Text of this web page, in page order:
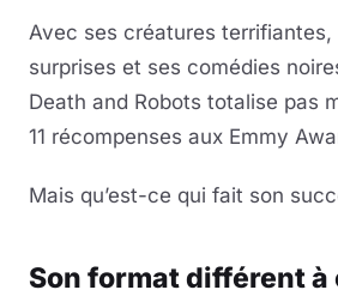
Avec ses créatures terrifiantes,
surprises et ses comédies
Death and Robots totalise pas
11 récompenses aux Emmy
Mais qu’est-ce qui fait son
Son format différent à